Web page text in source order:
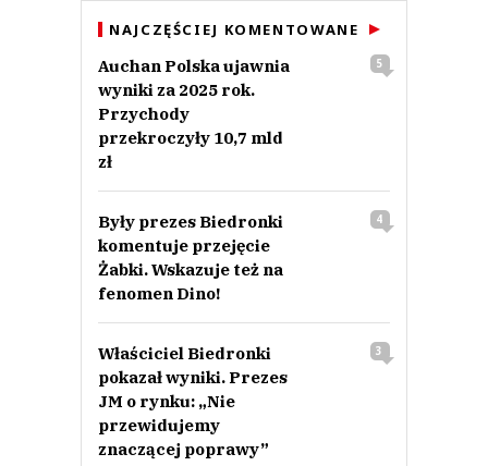
NAJCZĘŚCIEJ KOMENTOWANE
Auchan Polska ujawnia
wyniki za 2025 rok.
Przychody
przekroczyły 10,7 mld
zł
5
Były prezes Biedronki
komentuje przejęcie
Żabki. Wskazuje też na
fenomen Dino!
4
Właściciel Biedronki
pokazał wyniki. Prezes
JM o rynku: „Nie
przewidujemy
znaczącej poprawy”
3